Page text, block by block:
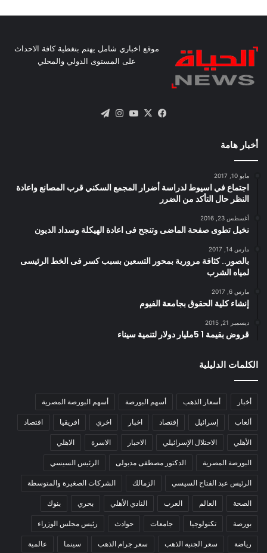
موقع اخباري شامل يهتم بتغطية كافة الاحداث
على المستوى الدولي والمحلي
فيسبوك
X يوتيوبانستقرام
أخبار هامة
مايو 10, 2017
اجتماع في اسيوط لدراسة أضرار المجمع السكني قرب المصانع واعادة
النظر حال التأكد من الضرر
أغسطس 23, 2016
نخيل تطوى صفحة الماضى وتنجح فى اعادة الهيكلة وسداد الديون
مارس 14, 2017
بالصور.. كثافة مرورية بمحور التسعين بسبب كسر فى الخط الرئيسى
لمياه الشرب
مارس 6, 2017
إنشاء كلية الحقوق بجامعة الفيوم
ديسمبر 21, 2015
قروض بقيمة 1 5مليار دولار لتنمية سيناء
الكلمات الدليلية
أخبار أسعار الذهب أسهم البورصة أسهم البورصة المصرية
ألعاب إسرائيل إقتصاد اخبار اخري افريقيا اقتصاد
الأهلي الاحتلال الإسرائيلي الاخبار الاسرة الاهلي
البورصة المصرية الدكتور مصطفى مدبولى الرئيس السيسي
الرئيس عبد الفتاح السيسي الزمالك الشركات الصغيرة والمتوسطة
الصحة العالم العرب النادي الأهلي بحري بنوك
بورصة تكنولوجيا جامعات حوادث رئيس مجلس الوزراء
رياضة سعر الجنيه الذهب سعر جرام الذهب سينما عالمية